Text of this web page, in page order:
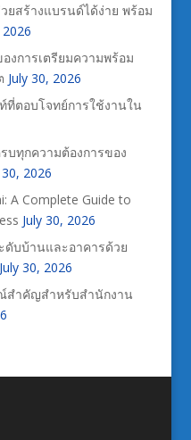
ยสร้างแบรนด์ได้ง่าย พร้อม
2026
งการเตรียมความพร้อม
July 30, 2026
ที่ตอบโจทย์การใช้งานใน
บทุกความต้องการของ
30, 2026
A Complete Guide to
July 30, 2026
ดับบ้านและอาคารด้วย
July 30, 2026
สำคัญสำหรับสำนักงาน